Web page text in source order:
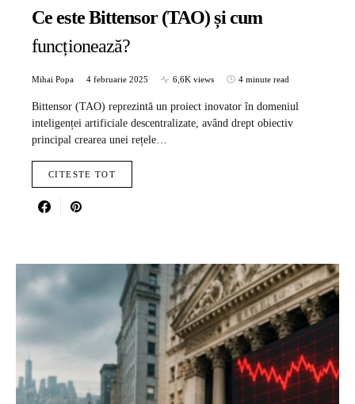
Ce este Bittensor (TAO) și cum
funcționează?
Mihai Popa 4 februarie 2025 6,6K views 4 minute read
Bittensor (TAO) reprezintă un proiect inovator în domeniul
inteligenței artificiale descentralizate, având drept obiectiv
principal crearea unei rețele…
CITESTE TOT